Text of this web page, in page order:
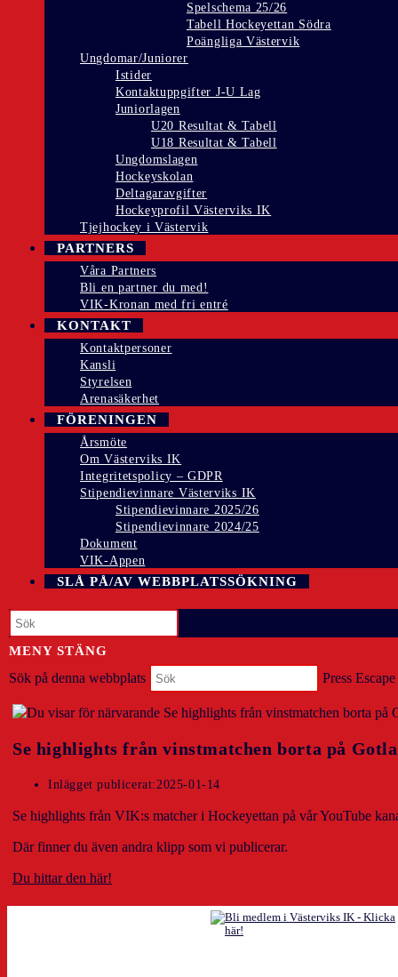
Spelschema 25/26
Tabell Hockeyettan Södra
Poängliga Västervik
Ungdomar/Juniorer
Istider
Kontaktuppgifter J-U Lag
Juniorlagen
U20 Resultat & Tabell
U18 Resultat & Tabell
Ungdomslagen
Hockeyskolan
Deltagaravgifter
Hockeyprofil Västerviks IK
Tjejhockey i Västervik
PARTNERS
Våra Partners
Bli en partner du med!
VIK-Kronan med fri entré
KONTAKT
Kontaktpersoner
Kansli
Styrelsen
Arenasäkerhet
FÖRENINGEN
Årsmöte
Om Västerviks IK
Integritetspolicy – GDPR
Stipendievinnare Västerviks IK
Stipendievinnare 2025/26
Stipendievinnare 2024/25
Dokument
VIK-Appen
SLÅ PÅ/AV WEBBPLATSSÖKNING
MENY STÄNG
Sök på denna webbplats Press
Se highlights från vinstmatchen borta på
Inlägget publicerat: 2025-01-14
Se highlights från VIK:s matcher i Hockeyettan på vår YouTube
Där finner du även andra klipp som vi publicerar.
Du hittar den här!